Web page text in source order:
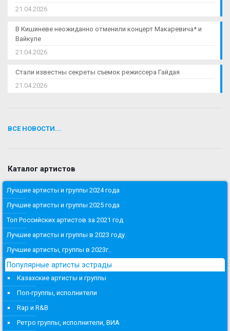
21.04.2026
В Кишиневе неожиданно отменили концерт Макаревича* и
Вайкуле
21.04.2026
Стали известны секреты съемок режиссера Гайдая
21.04.2026
ВСЕ НОВОСТИ...
Каталог артистов
Лучшие артисты и группы 2024 года
Лучшие артисты и группы 2025 года
Топ Российских артистов за 2021 год
Лучшие артисты и группы в 2023 году.
Лучшие артисты, группы в 2023г.
Популярные артисты эстрады
Казахские артисты и группы
Поп-группы, исполнители
Rap и R&B
Ретро группы, исполнители, ВИА